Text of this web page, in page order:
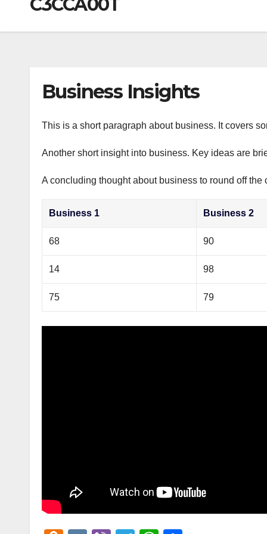
C3CCA00T
Business Insights
This is a short paragraph about business. It covers
Another short insight into business. Key ideas are
A concluding thought about business to round off the
Business 1 Business 2
68 90
14 98
75 79
m